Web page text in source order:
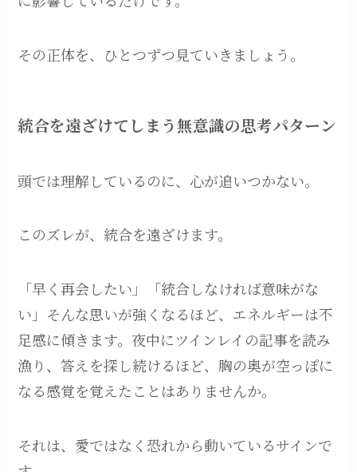
その正体を、ひとつずつ見ていきましょう。
統合を遠ざけてしまう無意識の思考パターン
頭では理解しているのに、心が追いつかない。
このズレが、統合を遠ざけます。
「早く再会したい」「統合しなければ意味がな
い」そんな思いが強くなるほど、エネルギーは不
足感に傾きます。夜中にツインレイの記事を読み
漁り、答えを探し続けるほど、胸の奥が空っぽに
なる感覚を覚えたことはありませんか。
それは、愛ではなく恐れから動いているサインで